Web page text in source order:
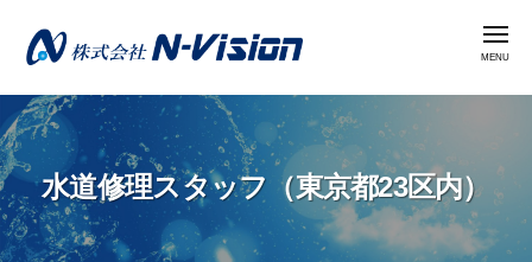
ン
ツ
へ
ス
キ
株
式
会
社
N
メ
ニ
水道修理スタッフ（東京都23区内）
式
会
社
N
V
i
s